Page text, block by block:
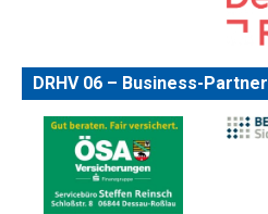
DRHV 06 – Business-Partner